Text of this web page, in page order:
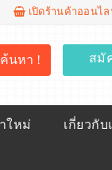
เปิดร้านค้าออนไ
ค้นหา ! สมั
ใหม่ เกี่ยวกับ